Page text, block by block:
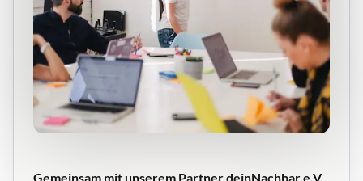
Gemeinsam mit unserem Partner deinNachbar e.V.